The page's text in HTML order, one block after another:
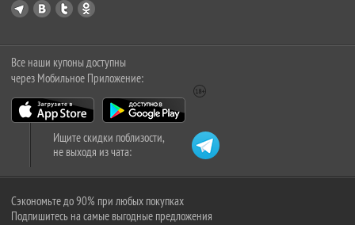
Все наши купоны доступны
через Мобильное Приложение:
Ищите скидки поблизости,
не выходя из чата:
Сэкономьте до 90% при любых покупках
Подпишитесь на самые выгодные предложения